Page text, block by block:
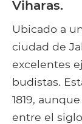
Viharas.
Ubicado a
ciudad de
excelentes
budistas.
1819,
entre el